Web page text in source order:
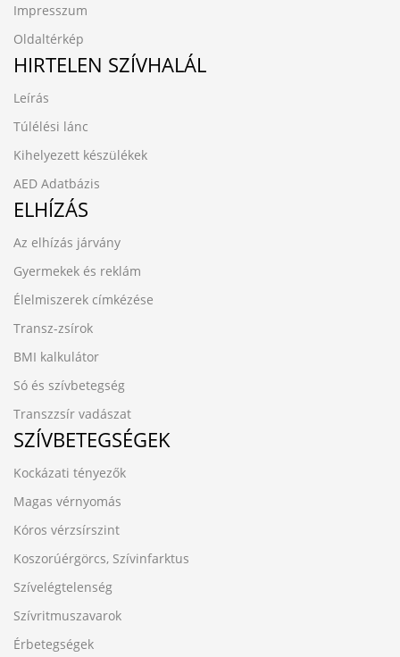
Impresszum
Oldaltérkép
HIRTELEN SZÍVHALÁL
Leírás
Túlélési lánc
Kihelyezett készülékek
AED Adatbázis
ELHÍZÁS
Az elhízás járvány
Gyermekek és reklám
Élelmiszerek címkézése
Transz-zsírok
BMI kalkulátor
Só és szívbetegség
Transzzsír vadászat
SZÍVBETEGSÉGEK
Kockázati tényezők
Magas vérnyomás
Kóros vérzsírszint
Koszorúérgörcs, Szívinfarktus
Szívelégtelenség
Szívritmuszavarok
Érbetegségek